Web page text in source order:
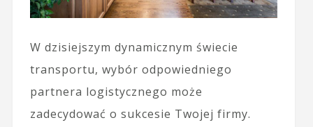
W dzisiejszym dynamicznym świecie
transportu, wybór odpowiedniego
partnera logistycznego może
zadecydować o sukcesie Twojej firmy.